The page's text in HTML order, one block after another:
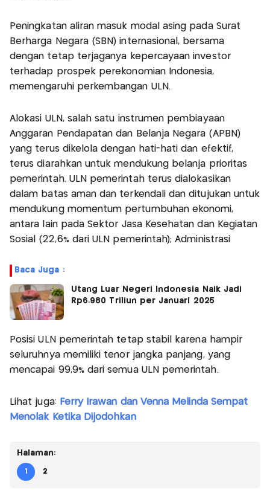
Peningkatan aliran masuk modal asing pada Surat
Berharga Negara (SBN) internasional, bersama
dengan tetap terjaganya kepercayaan investor
terhadap prospek perekonomian Indonesia,
memengaruhi perkembangan ULN.
Alokasi ULN, salah satu instrumen pembiayaan
Anggaran Pendapatan dan Belanja Negara (APBN)
yang terus dikelola dengan hati-hati dan efektif,
terus diarahkan untuk mendukung belanja prioritas
pemerintah. ULN pemerintah terus dialokasikan
dalam batas aman dan terkendali dan ditujukan untuk
mendukung momentum pertumbuhan ekonomi,
antara lain pada Sektor Jasa Kesehatan dan Kegiatan
Sosial (22,6% dari ULN pemerintah); Administrasi
Baca Juga :
Utang Luar Negeri Indonesia Naik Jadi
Rp6.980 Triliun per Januari 2025
Posisi ULN pemerintah tetap stabil karena hampir
seluruhnya memiliki tenor jangka panjang, yang
mencapai 99,9% dari semua ULN pemerintah.
Lihat juga: Ferry Irawan dan Venna Melinda Sempat
Menolak Ketika Dijodohkan
Halaman:
1 2